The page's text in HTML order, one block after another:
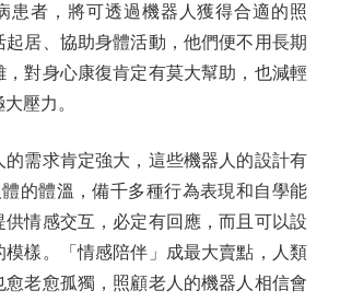
患者，將可透過機器人獲得合適的照
起居、協助身體活動，他們便不用長期
，對身心康復肯定有莫大幫助，也減輕
壓力。
需求肯定強大，這些機器人的設計有
的體溫，備千多種行為表現和自學能
供情感交互，必定有回應，而且可以設
模樣。「情感陪伴」成最大賣點，人類
愈老愈孤獨，照顧老人的機器人相信會